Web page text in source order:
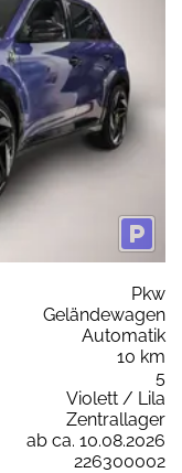
Pkw
Geländewagen
Automatik
10 km
5
Violett / Lila
Zentrallager
ab ca. 10.08.2026
226300002